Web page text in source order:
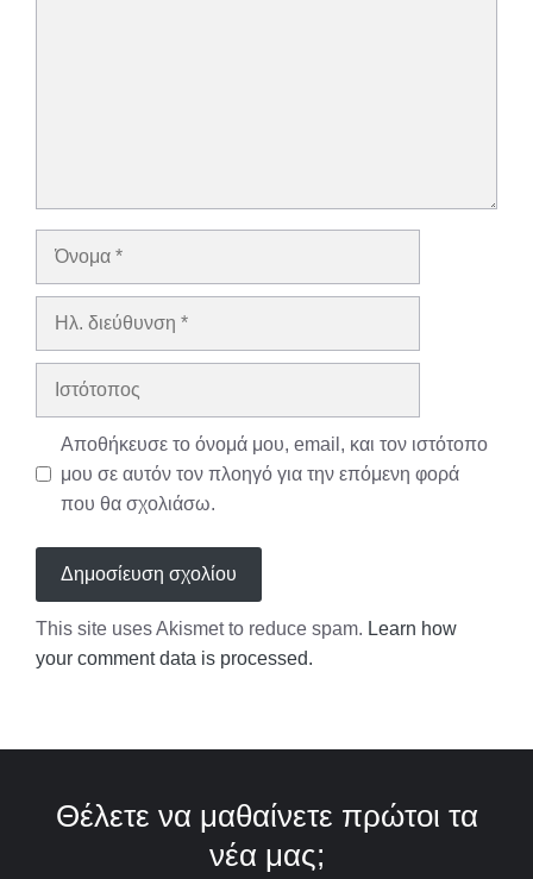
Όνομα
Ηλ.
Ιστότοπος
Αποθήκευσε το όνομά μου, email, και τον ιστότοπο
μου σε αυτόν τον πλοηγό για την επόμενη φορά
που θα σχολιάσω.
This site uses Akismet to reduce spam. Learn how
your comment data is processed.
Θέλετε να μαθαίνετε πρώτοι τα
νέα μας;